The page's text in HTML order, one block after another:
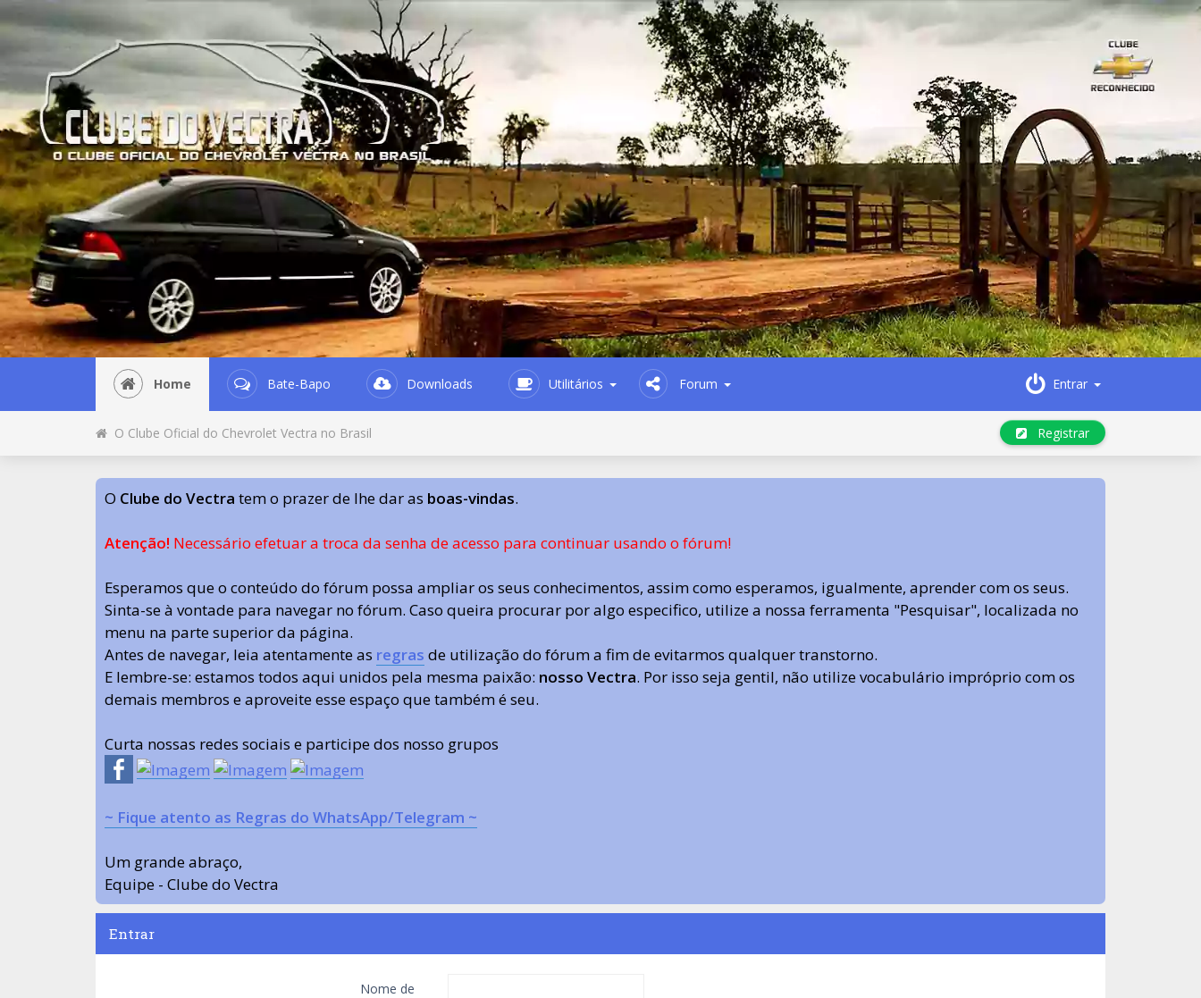
Home Bate-Bapo Downloads Utilitários Forum Entrar
O Clube Oficial do Chevrolet Vectra no Brasil Registrar
O Clube do Vectra tem o prazer de lhe dar as boas-vindas.
Atenção! Necessário efetuar a troca da senha de acesso para continuar usando o fórum!
Esperamos que o conteúdo do fórum possa ampliar os seus conhecimentos, assim como esperamos, igualmente, aprender com os seus.
Sinta-se à vontade para navegar no fórum. Caso queira procurar por algo especifico, utilize a nossa ferramenta "Pesquisar", localizada no
menu na parte superior da página.
Antes de navegar, leia atentamente as regras de utilização do fórum a fim de evitarmos qualquer transtorno.
E lembre-se: estamos todos aqui unidos pela mesma paixão: nosso Vectra. Por isso seja gentil, não utilize vocabulário impróprio com os
demais membros e aproveite esse espaço que também é seu.
Curta nossas redes sociais e participe dos nosso grupos
~ Fique atento as Regras do WhatsApp/Telegram ~
Um grande abraço,
Equipe - Clube do Vectra
Entrar
Nome de